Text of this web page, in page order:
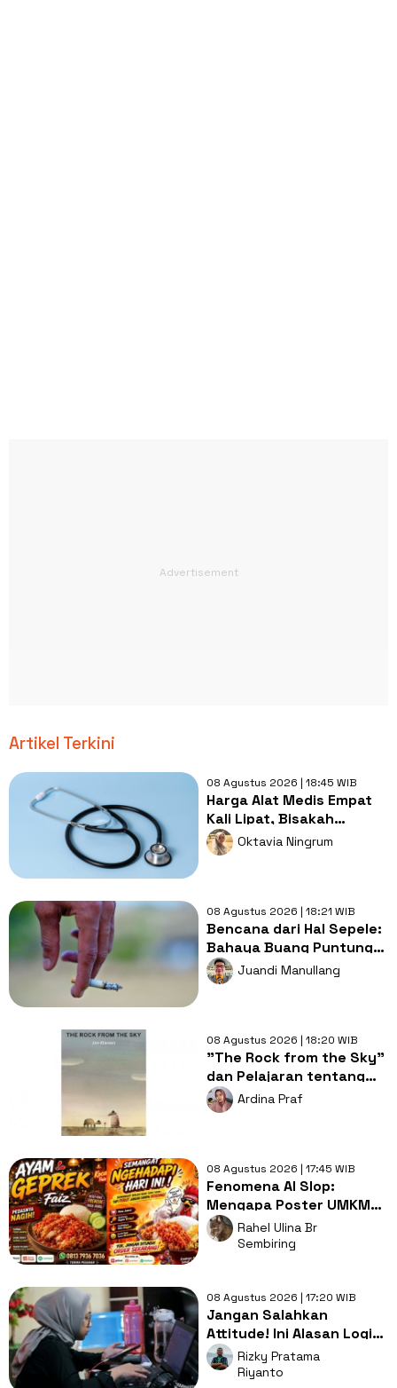
Artikel Terkini
08 Agustus 2026 | 18:45 WIB
Harga Alat Medis Empat
Kali Lipat, Bisakah
Layanan Kesehatan
Tetap Murah?
Oktavia Ningrum
08 Agustus 2026 | 18:21 WIB
Bencana dari Hal Sepele:
Bahaya Buang Puntung
Rokok Sembarangan di
Musim Kemarau
Juandi Manullang
08 Agustus 2026 | 18:20 WIB
"The Rock from the Sky"
dan Pelajaran tentang
Berani Menghadapi
Perubahan
Ardina Praf
08 Agustus 2026 | 17:45 WIB
Fenomena AI Slop:
Mengapa Poster UMKM
Makin Seragam dan Bikin
Kita Bosan?
Rahel Ulina Br
Sembiring
08 Agustus 2026 | 17:20 WIB
Jangan Salahkan
Attitude! Ini Alasan Logis
Kenapa Gen Z Susah Cari
Kerja
Rizky Pratama
Riyanto